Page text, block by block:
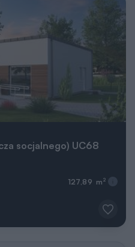
socjalnego) UC68
127,89 m 2